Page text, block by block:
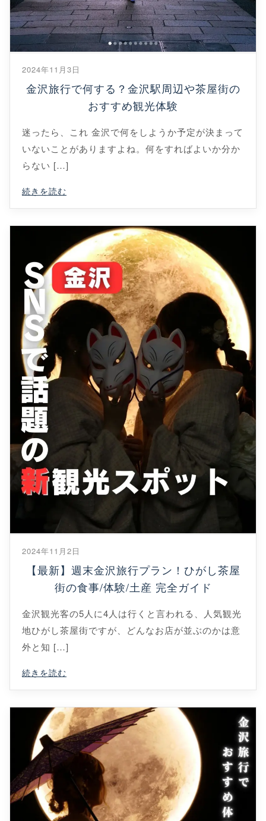
2024年11月3日
金沢旅行で何する？金沢駅周辺や茶屋街の
おすすめ観光体験
迷ったら、これ 金沢で何をしようか予定が決まって
いないことがありますよね。何をすればよいか分か
らない […]
続きを読む
2024年11月2日
【最新】週末金沢旅行プラン！ひがし茶屋
街の食事/体験/土産 完全ガイド
金沢観光客の5人に4人は行くと言われる、人気観光
地ひがし茶屋街ですが、どんなお店が並ぶのかは意
外と知 […]
続きを読む